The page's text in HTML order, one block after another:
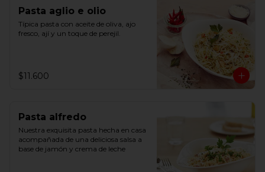
Pasta aglio e olio
Típica pasta con aceite de oliva, ajo
fresco, ají y un toque de perejil.
$11.600
Pasta alfredo
Nuestra exquisita pasta hecha en casa
acompañada de una deliciosa salsa a
base de jamón y crema de leche